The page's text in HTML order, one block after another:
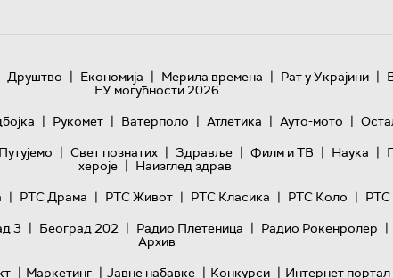
Друштво | Економија | Мерила времена | Рат у Украјини |
ЕУ могућности 2026
| Рукомет | Ватерполо | Атлетика | Ауто-мото |
Путујемо | Свет познатих | Здравље | Филм и ТВ | Наука |
хероје | Наизглед здрав
| РТС Драма | РТС Живот | РТС Класика | РТС Коло | РТС
3 | Београд 202 | Радио Плетеница | Радио Рокенролер |
Архив
| Маркетинг | Јавне набавке | Конкурси | Интернет портал